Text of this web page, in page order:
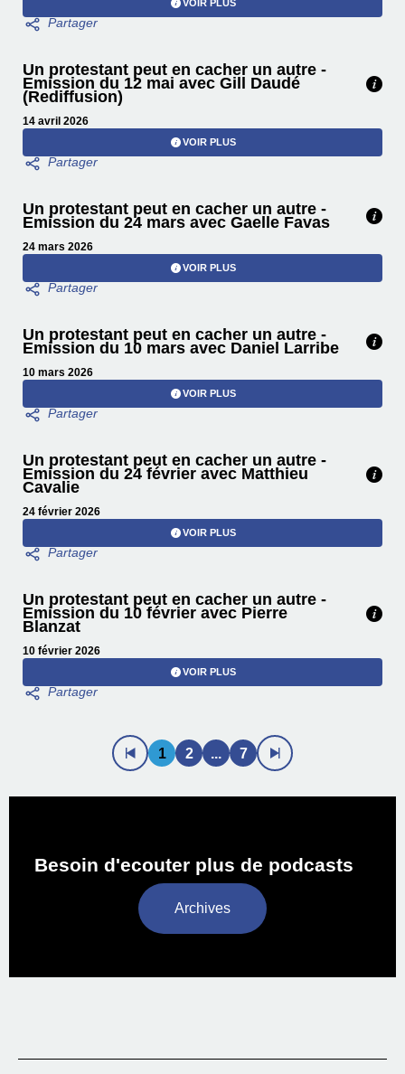
VOIR PLUS
Un protestant peut en cacher un autre -
Emission du 12 mai avec Gill Daudé
(Rediffusion)
14 avril 2026
VOIR PLUS
Un protestant peut en cacher un autre -
Emission du 24 mars avec Gaelle Favas
24 mars 2026
VOIR PLUS
Un protestant peut en cacher un autre -
Emission du 10 mars avec Daniel Larribe
10 mars 2026
VOIR PLUS
Un protestant peut en cacher un autre -
Emission du 24 février avec Matthieu
Cavalie
24 février 2026
VOIR PLUS
Un protestant peut en cacher un autre -
Emission du 10 février avec Pierre
Blanzat
10 février 2026
VOIR PLUS
1 2 ... 7
Besoin d'ecouter plus de podcasts
Archives